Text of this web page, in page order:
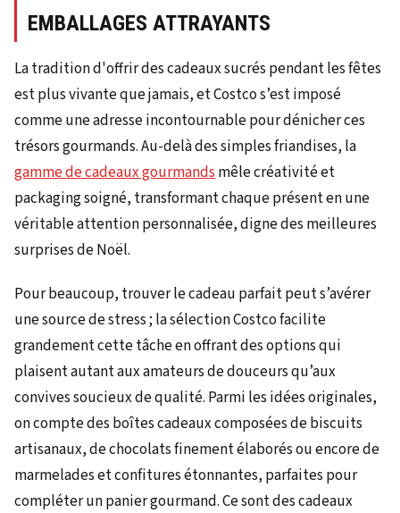
EMBALLAGES ATTRAYANTS
La tradition d'offrir des cadeaux sucrés pendant les fêtes
est plus vivante que jamais, et Costco s’est imposé
comme une adresse incontournable pour dénicher ces
trésors gourmands. Au-delà des simples friandises, la
gamme de cadeaux gourmandsmêle créativité et
packaging soigné, transformant chaque présent en une
véritable attention personnalisée, digne des meilleures
surprises de Noël.
Pour beaucoup, trouver le cadeau parfait peut s’avérer
une source de stress ; la sélection Costco facilite
grandement cette tâche en offrant des options qui
plaisent autant aux amateurs de douceurs qu’aux
convives soucieux de qualité. Parmi les idées originales,
on compte des boîtes cadeaux composées de biscuits
artisanaux, de chocolats finement élaborés ou encore de
marmelades et confitures étonnantes, parfaites pour
compléter un panier gourmand. Ce sont des cadeaux